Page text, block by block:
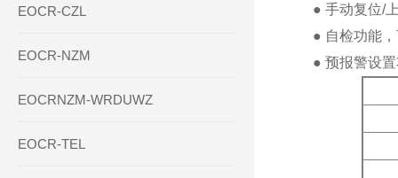
EOCR-CZL
EOCR-NZM
EOCRNZM-WRDUWZ
EOCR-TEL
● 手动复位/
● 自检功能
● 预报警设